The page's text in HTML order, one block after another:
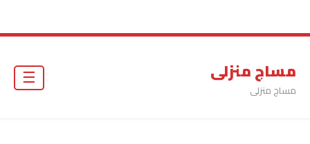
مساج منزلى
مساج منزلى
☰